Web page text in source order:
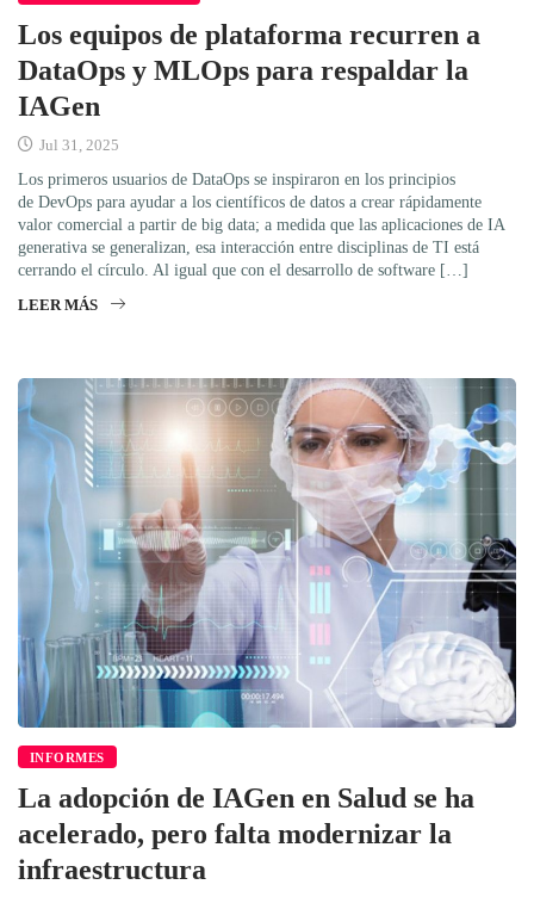
Los equipos de plataforma recurren a
DataOps y MLOps para respaldar la
IAGen
Jul 31, 2025
Los primeros usuarios de DataOps se inspiraron en los principios
de DevOps para ayudar a los científicos de datos a crear rápidamente
valor comercial a partir de big data; a medida que las aplicaciones de IA
generativa se generalizan, esa interacción entre disciplinas de TI está
cerrando el círculo. Al igual que con el desarrollo de software […]
LEER MÁS
INFORMES
La adopción de IAGen en Salud se ha
acelerado, pero falta modernizar la
infraestructura